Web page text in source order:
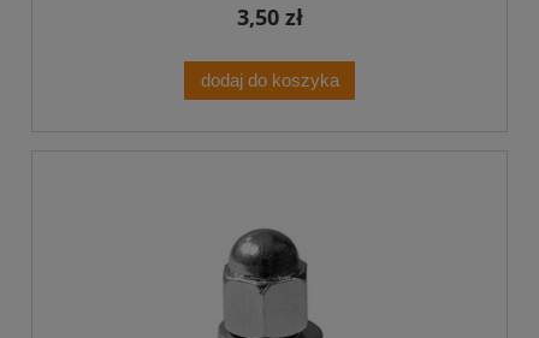
3,50 zł
dodaj do koszyka